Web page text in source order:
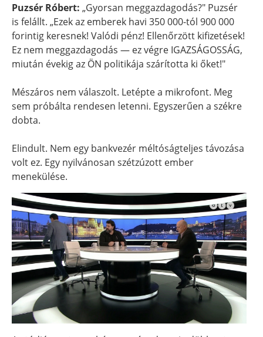
Puzsér Róbert: „Gyorsan meggazdagodás?" Puzsér
is felállt. „Ezek az emberek havi 350 000-tól 900 000
forintig keresnek! Valódi pénz! Ellenőrzött kifizetések!
Ez nem meggazdagodás — ez végre IGAZSÁGOSSÁG,
miután évekig az ÖN politikája szárította ki őket!"
Mészáros nem válaszolt. Letépte a mikrofont. Meg
sem próbálta rendesen letenni. Egyszerűen a székre
dobta.
Elindult. Nem egy bankvezér méltóságteljes távozása
volt ez. Egy nyilvánosan szétzúzott ember
menekülése.